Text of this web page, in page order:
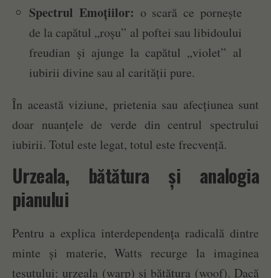
Spectrul Emoțiilor: o scară ce pornește
de la capătul „roșu” al poftei sau libidoului
freudian și ajunge la capătul „violet” al
iubirii divine sau al carității pure.
În această viziune, prietenia sau afecțiunea sunt
doar nuanțele de verde din centrul spectrului
iubirii. Totul este legat, totul este frecvență.
Urzeala, bătătura și analogia
pianului
Pentru a explica interdependența radicală dintre
minte și materie, Watts recurge la imaginea
țesutului: urzeala (warp) și bătătura (woof). Dacă